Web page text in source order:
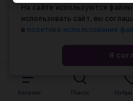
Каталог Поиск
На сайте используются
использовать сайт, вы
в политике использования
Я